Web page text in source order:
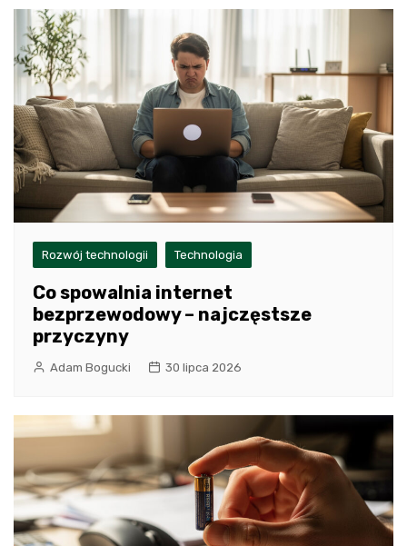
Rozwój technologii Technologia
Co spowalnia internet
bezprzewodowy – najczęstsze
przyczyny
Adam Bogucki 30 lipca 2026